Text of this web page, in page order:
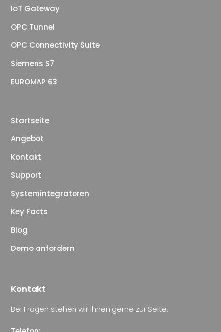
IoT Gateway
OPC Tunnel
OPC Connectivity Suite
Siemens S7
EUROMAP 63
Startseite
Angebot
Kontakt
Support
Systemintegratoren
Key Facts
Blog
Demo anfordern
Kontakt
Bei Fragen stehen wir Ihnen gerne zur Seite.